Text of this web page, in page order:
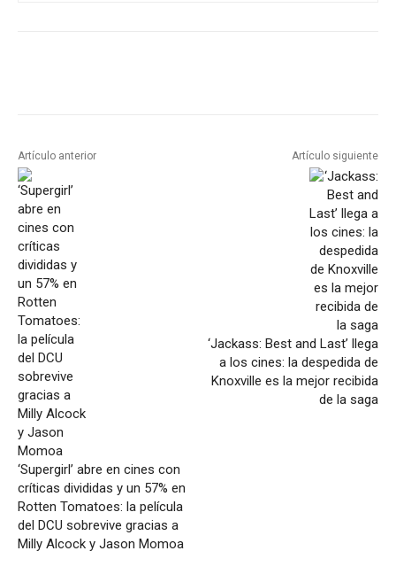
Artículo anterior
‘Supergirl’ abre en cines con
críticas divididas y un 57% en
Rotten Tomatoes: la película
del DCU sobrevive gracias a
Milly Alcock y Jason Momoa
Artículo siguiente
‘Jackass: Best and Last’ llega
a los cines: la despedida de
Knoxville es la mejor recibida
de la saga